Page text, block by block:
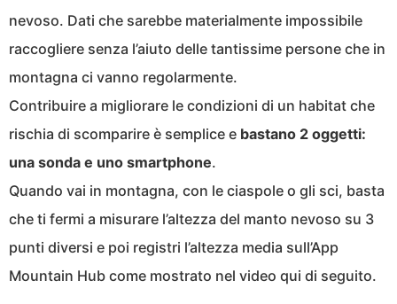
nevoso. Dati che sarebbe materialmente impossibile
raccogliere senza l’aiuto delle tantissime persone che in
montagna ci vanno regolarmente.
Contribuire a migliorare le condizioni di un habitat che
rischia di scomparire è semplice e bastano 2 oggetti:
una sonda e uno smartphone.
Quando vai in montagna, con le ciaspole o gli sci, basta
che ti fermi a misurare l’altezza del manto nevoso su 3
punti diversi e poi registri l’altezza media sull’App
Mountain Hub come mostrato nel video qui di seguito.